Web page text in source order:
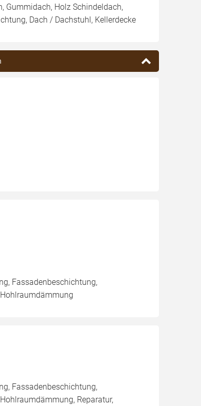
Gummidach, Holz Schindeldach,
Dach / Dachstuhl, Kellerdecke
Fassadenbeschichtung,
Fassadenbeschichtung,
Reparatur,